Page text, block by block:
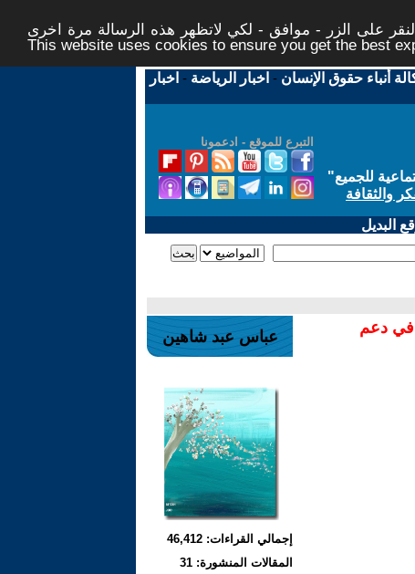
على الزر - موافق - لكي لاتظهر هذه الرسالة مرة اخرى -
This website uses cookies to ensure you get the best
أنباء حقوق الإنسان - اخبار الرياضة - اخبار
التبرع للموقع - ادعمونا
للجميع"
والثقافة
البديل
في دعم
عباس عبد شاهين
إجمالي القراءات: 46,412
المقالات المنشورة: 31